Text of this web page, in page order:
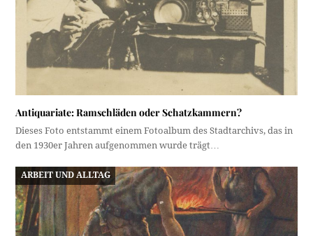
Antiquariate: Ramschläden oder Schatzkammern?
Dieses Foto entstammt einem Fotoalbum des Stadtarchivs, das in
den 1930er Jahren aufgenommen wurde trägt…
ARBEIT UND ALLTAG